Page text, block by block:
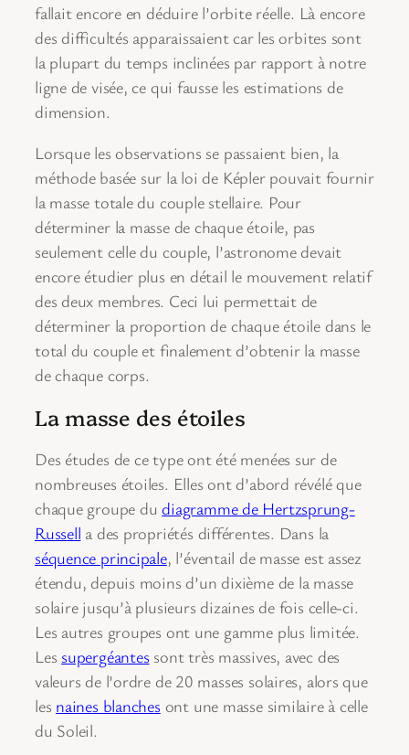
fallait encore en déduire l’orbite réelle. Là encore
des difficultés apparaissaient car les orbites sont
la plupart du temps inclinées par rapport à notre
ligne de visée, ce qui fausse les estimations de
dimension.
Lorsque les observations se passaient bien, la
méthode basée sur la loi de Képler pouvait fournir
la masse totale du couple stellaire. Pour
déterminer la masse de chaque étoile, pas
seulement celle du couple, l’astronome devait
encore étudier plus en détail le mouvement relatif
des deux membres. Ceci lui permettait de
déterminer la proportion de chaque étoile dans le
total du couple et finalement d’obtenir la masse
de chaque corps.
La masse des étoiles
Des études de ce type ont été menées sur de
nombreuses étoiles. Elles ont d’abord révélé que
chaque groupe dudiagramme de Hertzsprung-
Russell a des propriétés différentes. Dans la
séquence principale, l’éventail de masse est assez
étendu, depuis moins d’un dixième de la masse
solaire jusqu’à plusieurs dizaines de fois celle-ci.
Les autres groupes ont une gamme plus limitée.
Les supergéantessont très massives, avec des
valeurs de l’ordre de 20 masses solaires, alors que
les naines blanchesont une masse similaire à celle
du Soleil.